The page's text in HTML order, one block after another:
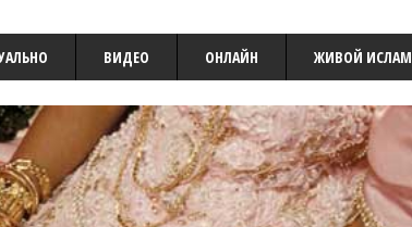
ВИДЕО ОНЛАЙН ЖИВОЙ ИСЛАМ